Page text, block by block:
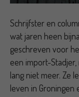
Schrijfster en
wat jaren heen
geschreven voor
een import-
lang niet meer. Ze
leven in Groningen